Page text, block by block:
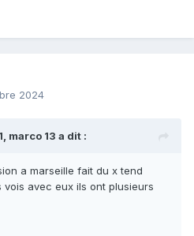
similaire)
2024
marco 13 a dit :
a marseille fait du x tend
avec eux ils ont plusieurs